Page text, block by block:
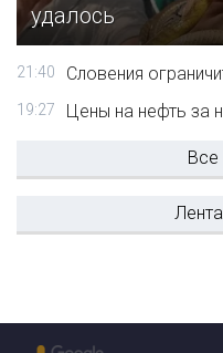
удалось
21:40 Словения
19:27 Цены на нефть за
Все